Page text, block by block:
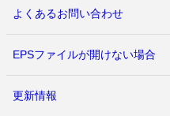
よくあるお問い合わせ
EPSファイルが開けない場合
更新情報